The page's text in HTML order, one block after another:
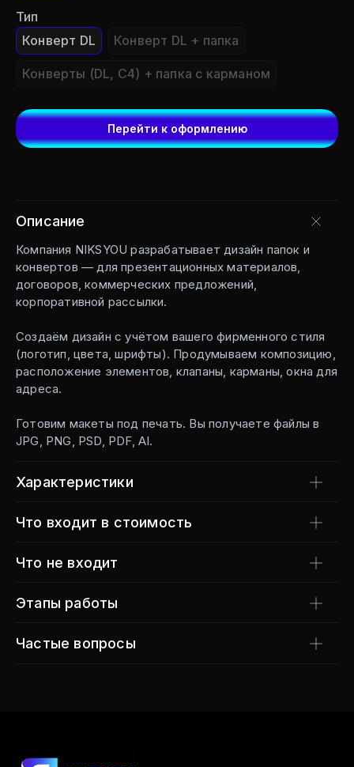
Тип
Конверт DL
Конверт DL + папка
Конверты (DL, С4) + папка с карманом
Перейти к оформлению
Описание
Компания NIKSYOU разрабатывает дизайн папок и
конвертов — для презентационных материалов,
договоров, коммерческих предложений,
корпоративной рассылки.
Создаём дизайн с учётом вашего фирменного стиля
(логотип, цвета, шрифты). Продумываем композицию,
расположение элементов, клапаны, карманы, окна для
адреса.
Готовим макеты под печать. Вы получаете файлы в
JPG, PNG, PSD, PDF, AI.
Характеристики
Что входит в стоимость
Что не входит
Этапы работы
Частые вопросы